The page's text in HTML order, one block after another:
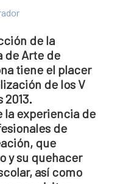
de la
de Arte de
tiene el placer
de los V
.
la experiencia de
de
que
y su quehacer
así como